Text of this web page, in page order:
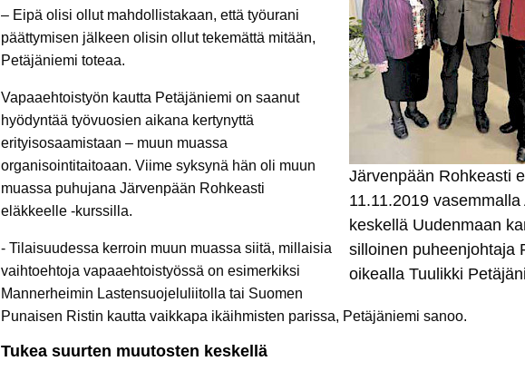
Järvenpään Rohkeasti
11.11.2019
keskellä Uudenmaan
silloinen puheenjohtaja
oikealla Tuulikki
– Eipä olisi ollut mahdollistakaan, että työurani
päättymisen jälkeen olisin ollut tekemättä mitään,
Petäjäniemi toteaa.
Vapaaehtoistyön kautta Petäjäniemi on saanut
hyödyntää työvuosien aikana kertynyttä
erityisosaamistaan – muun muassa
organisointitaitoaan. Viime syksynä hän oli muun
muassa puhujana Järvenpään Rohkeasti
eläkkeelle -kurssilla.
- Tilaisuudessa kerroin muun muassa siitä, millaisia
vaihtoehtoja vapaaehtoistyössä on esimerkiksi
Mannerheimin Lastensuojeluliitolla tai Suomen
Punaisen Ristin kautta vaikkapa ikäihmisten parissa, Petäjäniemi sanoo.
Tukea suurten muutosten keskellä